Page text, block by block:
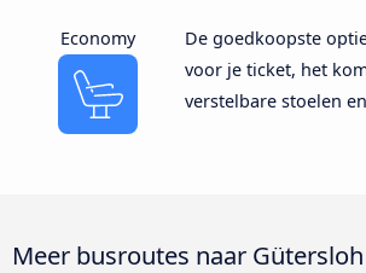
Economy
De goedkoopste
voor je ticket, het
verstelbare stoelen
Meer busroutes naar